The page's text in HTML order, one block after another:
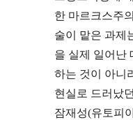
한 마르크스주
술이 맡은 과제
을 실제 일어난
하는 것이 아니
현실로 드러났
잠재성(유토피